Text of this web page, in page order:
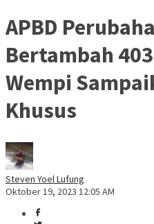
APBD
Bertambah
Wempi
Khusus
Steven Yoel Lufung
Oktober 19, 2023 12:05 AM